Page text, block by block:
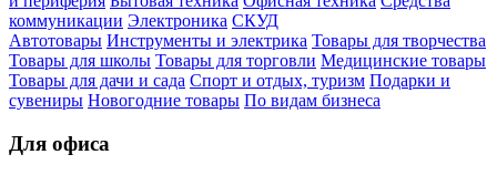
коммуникации Электроника СКУД
Автотовары Инструменты и электрика Товары для творчества
Товары для школы Товары для торговли Медицинские товары
Товары для дачи и сада Спорт и отдых, туризм Подарки и
сувениры Новогодние товары По видам бизнеса
Для офиса